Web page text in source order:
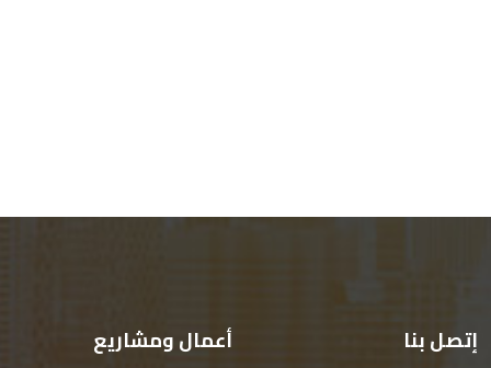
إتصل بنا أعمال ومشاريع